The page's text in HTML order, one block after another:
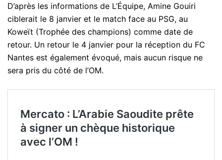
D’après les informations de L’Équipe, Amine Gouiri
ciblerait le 8 janvier et le match face au PSG, au
Koweït (Trophée des champions) comme date de
retour. Un retour le 4 janvier pour la réception du FC
Nantes est également évoqué, mais aucun risque ne
sera pris du côté de l’OM.
Mercato : L’Arabie Saoudite prête
à signer un chèque historique
avec l’OM !